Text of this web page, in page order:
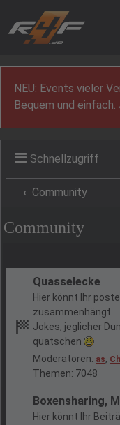
NEU: Events vieler
Bequem und einfach.
Schnellzugriff
Community
Community
Quasselecke
Hier könnt Ihr
zusammenhängt
Jokes, jeglicher
quatschen
Moderatoren: as,
Themen: 7048
Boxensharing,
Hier könnt Ihr